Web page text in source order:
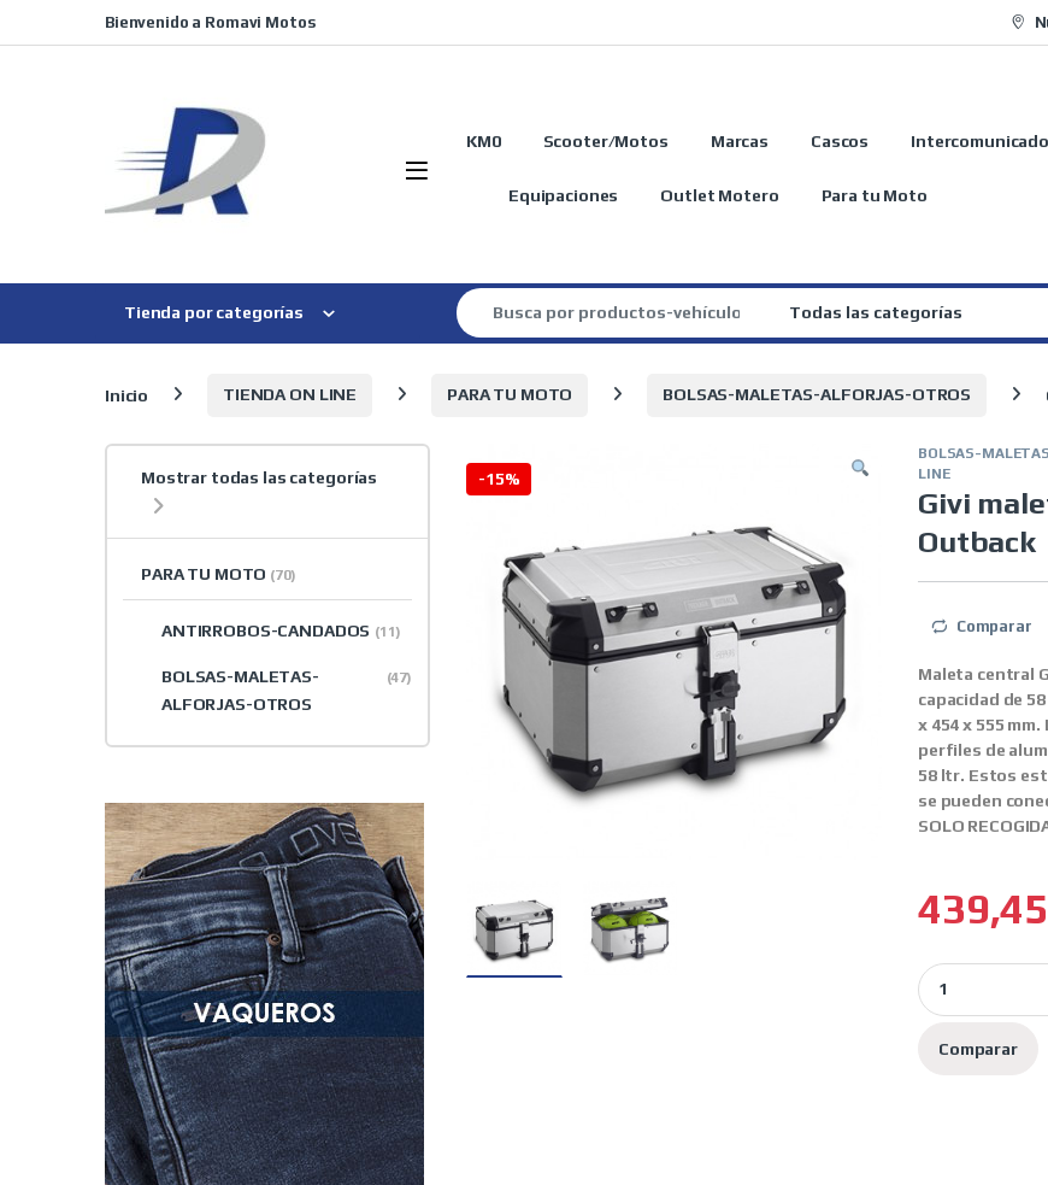
Bienvenido a Romavi Motos
KM0 Scooter/Motos Marcas Cascos
Equipaciones Outlet Motero Para tu Moto
Tienda por categorías
Search for:
Inicio TIENDA ON LINE PARA TU MOTO BOLSAS-MALETAS-ALFORJAS-OTROS
-15%
BOLSAS-
LINE
Givi
Outback
Comparar
Maleta central
capacidad de
x 454 x 555
perfiles de
58 ltr. Estos
se pueden
SOLO
439,45
Givi maleta
Comparar
Mostrar todas las categorías
PARA TU MOTO (70)
ANTIRROBOS-CANDADOS (11)
BOLSAS-MALETAS-
ALFORJAS-OTROS
(47)